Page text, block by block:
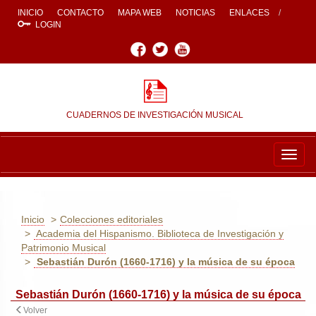
INICIO CONTACTO MAPA WEB NOTICIAS
ENLACES
LOGIN
Facebook
TwitterYoutube
CUADERNOS DE INVESTIGACIÓN MUSICAL
Inicio
Colecciones editoriales
Academia del Hispanismo. Biblioteca de Investigación y
Patrimonio Musical
Sebastián Durón (1660-1716) y la música de su época
Volver
Sebastián Durón (1660-1716) y la música de su época